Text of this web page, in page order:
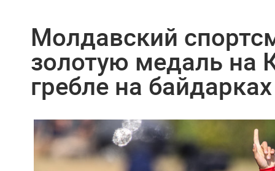
Молдавский
золотую медаль на
гребле на байдарках